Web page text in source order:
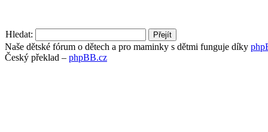
Hledat:
Naše dětské fórum o dětech a pro maminky s dětmi funguje díky
Český překlad – phpBB.cz